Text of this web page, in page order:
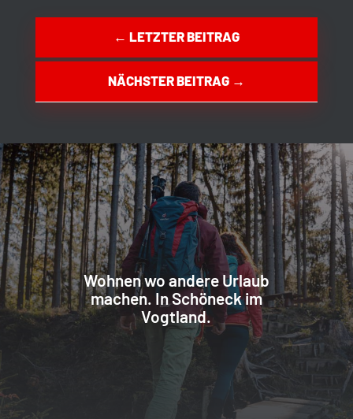
← LETZTER BEITRAG
NÄCHSTER BEITRAG→
Wohnen wo andere Urlaub
machen. In Schöneck im
Vogtland.